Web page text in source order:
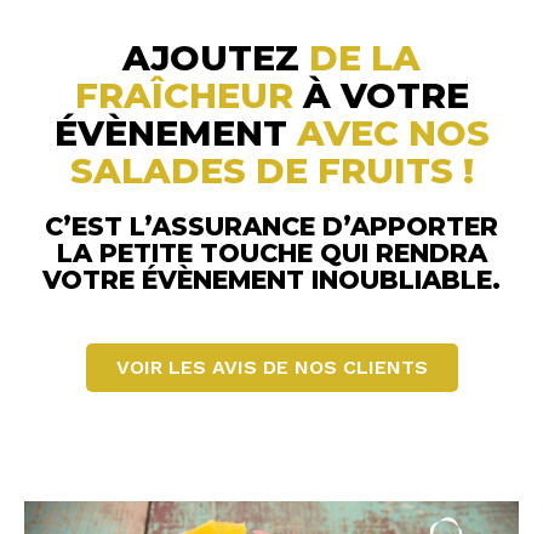
AJOUTEZ DE LA
FRAÎCHEURÀ VOTRE
ÉVÈNEMENT AVEC NOS
SALADES DE FRUITS !
C’EST L’ASSURANCE D’APPORTER
LA PETITE TOUCHE QUI RENDRA
VOTRE ÉVÈNEMENT INOUBLIABLE.
VOIR LES AVIS DE NOS CLIENTS